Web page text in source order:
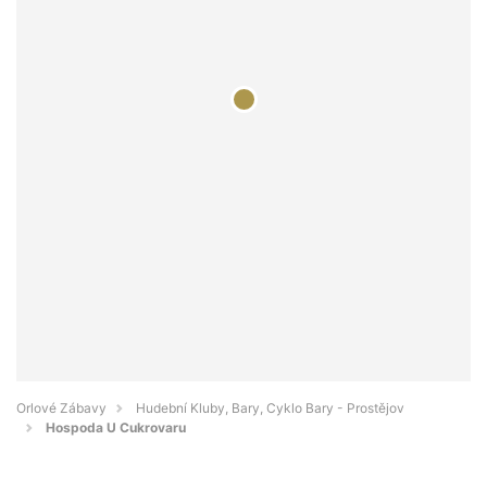
Orlové Zábavy
Hudební Kluby, Bary, Cyklo Bary - Prostějov
Hospoda U Cukrovaru